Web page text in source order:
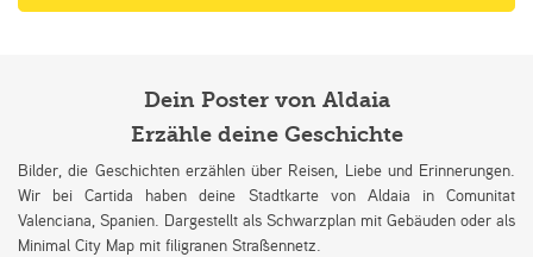
Dein Poster von Aldaia
Erzähle deine Geschichte
Bilder, die Geschichten erzählen über Reisen, Liebe und Erinnerungen.
Wir bei Cartida haben deine Stadtkarte von Aldaia in Comunitat
Valenciana, Spanien. Dargestellt als Schwarzplan mit Gebäuden oder als
Minimal City Map mit filigranen Straßennetz.